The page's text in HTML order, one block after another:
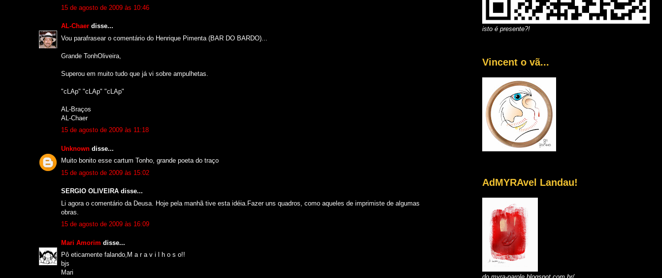
15 de agosto de 2009 às 10:46
AL-Chaer disse...
Vou parafrasear o comentário do Henrique Pimenta (BAR DO BARDO)...
Grande TonhOliveira,
Superou em muito tudo que já vi sobre ampulhetas.
"cLAp" "cLAp" "cLAp"
AL-Braços
AL-Chaer
15 de agosto de 2009 às 11:18
Unknown disse...
Muito bonito esse cartum Tonho, grande poeta do traço
15 de agosto de 2009 às 15:02
SERGIO OLIVEIRA disse...
Li agora o comentário da Deusa. Hoje pela manhã tive esta idéia.Fazer uns quadros, como aqueles de imprimiste de algumas
obras.
15 de agosto de 2009 às 16:09
Mari Amorim disse...
Pô eticamente falando,M a r a v i l h o s o!!
bjs
Mari
isto é presente?!
Vincent o vã...
AdMYRAvel Landau!